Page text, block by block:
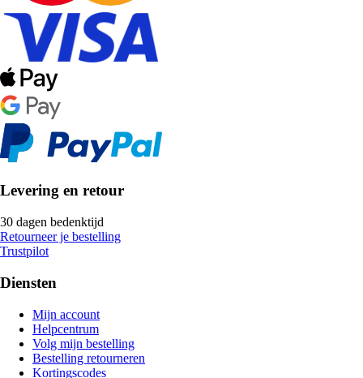
Levering en retour
30 dagen bedenktijd
Retourneer je bestelling
Trustpilot
Diensten
Mijn account
Helpcentrum
Volg mijn bestelling
Bestelling retourneren
Kortingscodes